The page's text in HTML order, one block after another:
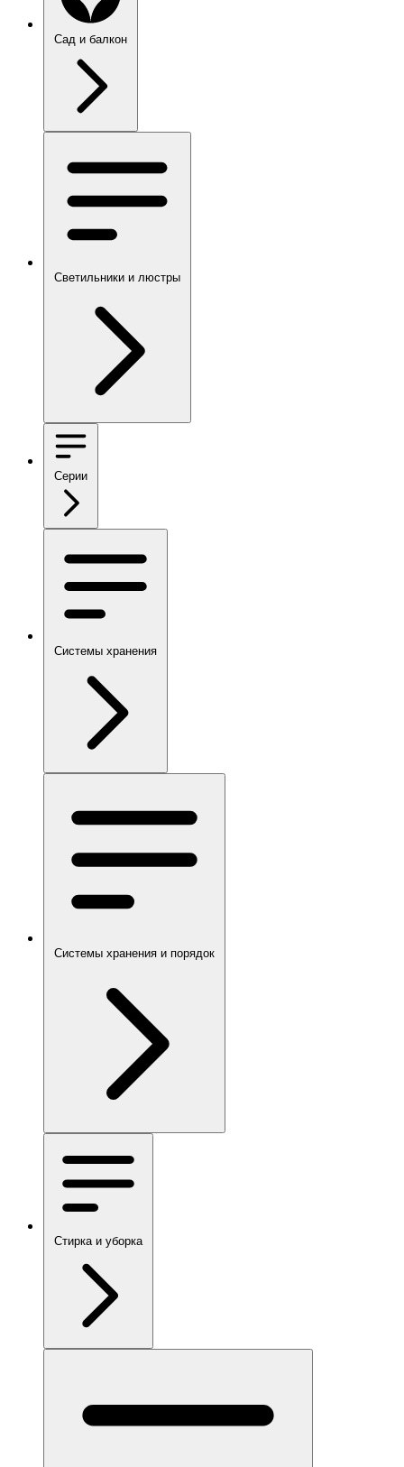
Сад и балкон
Светильники и люстры
Серии
Системы хранения
Системы хранения и порядок
Стирка и уборка